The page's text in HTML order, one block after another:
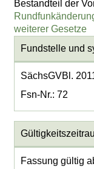
Bestandteil der
weiterer Gesetze
Fundstelle und
SächsGVBl.
Fsn-Nr.: 72
Fassung gültig